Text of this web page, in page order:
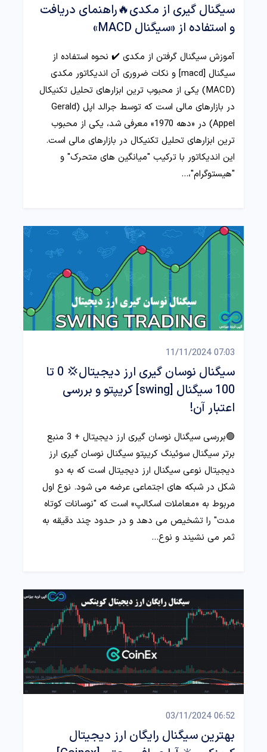
سیگنال گیری از مکدی🔥راهنمای دریافت
و استفاده از «سیگنال MACD»
آموزش سیگنال گرفتن از مکدی ✔️ نحوه استفاده از
سیگنال [macd] و نکات ضروری آن اندیکاتور مکدی
(MACD) یکی از محبوب‌ ترین ابزارهای تحلیل تکنیکال
در بازارهای مالی است که توسط جرالد اپل (Gerald
Appel) در «دهه 1970» معرفی شد، یکی از محبوب
ترین ابزارهای تحلیل تکنیکال در بازارهای مالی است.
این اندیکاتور با ترکیب "میانگین‌ های متحرک" و
"هیستوگرام"،…
07:03 11/11/2024
سیگنال نوسان گیری ارز دیجیتال💢 0 تا
100 سیگنال [swing] کریپتو و بررسی
اعتبار آن!
🟢بررسی سیگنال نوسان گیری ارز دیجیتال + 3 منبع
برتر سیگنال سوئینگ کریپتو سیگنال نوسان گیری ارز
دیجیتال نوعی سیگنال ارز دیجیتال است که به دو
شکل در شبکه های اجتماعی عرضه می شود. نوع اول
مربوط به «معاملات اسکالپ» است که "نوسانات کوتاه
مدت" را تشخیص می دهد و در حدود چند دقیقه به
ثمر می نشیند و نوع…
06:52 03/11/2024
بهترین سیگنال رایگان ارز دیجیتال